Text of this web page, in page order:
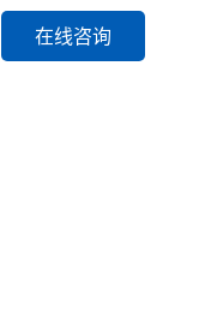
在线咨询